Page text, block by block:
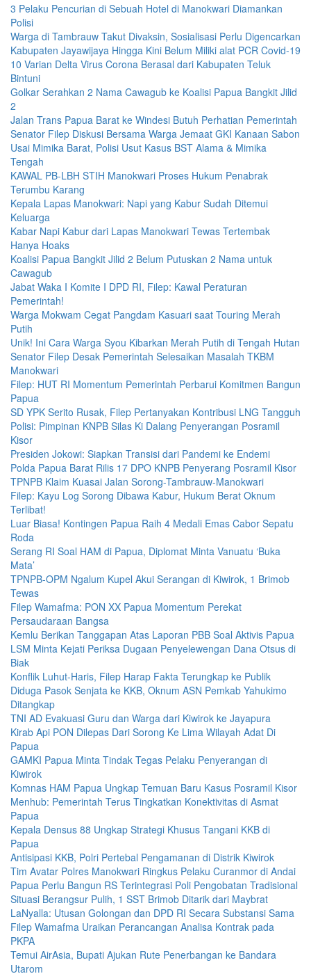
3 Pelaku Pencurian di Sebuah Hotel di Manokwari Diamankan
Polisi
Warga di Tambrauw Takut Divaksin, Sosialisasi Perlu Digencarkan
Kabupaten Jayawijaya Hingga Kini Belum Miliki alat PCR Covid-19
10 Varian Delta Virus Corona Berasal dari Kabupaten Teluk
Bintuni
Golkar Serahkan 2 Nama Cawagub ke Koalisi Papua Bangkit Jilid
2
Jalan Trans Papua Barat ke Windesi Butuh Perhatian Pemerintah
Senator Filep Diskusi Bersama Warga Jemaat GKI Kanaan Sabon
Usai Mimika Barat, Polisi Usut Kasus BST Alama & Mimika
Tengah
KAWAL PB-LBH STIH Manokwari Proses Hukum Penabrak
Terumbu Karang
Kepala Lapas Manokwari: Napi yang Kabur Sudah Ditemui
Keluarga
Kabar Napi Kabur dari Lapas Manokwari Tewas Tertembak
Hanya Hoaks
Koalisi Papua Bangkit Jilid 2 Belum Putuskan 2 Nama untuk
Cawagub
Jabat Waka I Komite I DPD RI, Filep: Kawal Peraturan
Pemerintah!
Warga Mokwam Cegat Pangdam Kasuari saat Touring Merah
Putih
Unik! Ini Cara Warga Syou Kibarkan Merah Putih di Tengah Hutan
Senator Filep Desak Pemerintah Selesaikan Masalah TKBM
Manokwari
Filep: HUT RI Momentum Pemerintah Perbarui Komitmen Bangun
Papua
SD YPK Serito Rusak, Filep Pertanyakan Kontribusi LNG Tangguh
Polisi: Pimpinan KNPB Silas Ki Dalang Penyerangan Posramil
Kisor
Presiden Jokowi: Siapkan Transisi dari Pandemi ke Endemi
Polda Papua Barat Rilis 17 DPO KNPB Penyerang Posramil Kisor
TPNPB Klaim Kuasai Jalan Sorong-Tambrauw-Manokwari
Filep: Kayu Log Sorong Dibawa Kabur, Hukum Berat Oknum
Terlibat!
Luar Biasa! Kontingen Papua Raih 4 Medali Emas Cabor Sepatu
Roda
Serang RI Soal HAM di Papua, Diplomat Minta Vanuatu ‘Buka
Mata’
TPNPB-OPM Ngalum Kupel Akui Serangan di Kiwirok, 1 Brimob
Tewas
Filep Wamafma: PON XX Papua Momentum Perekat
Persaudaraan Bangsa
Kemlu Berikan Tanggapan Atas Laporan PBB Soal Aktivis Papua
LSM Minta Kejati Periksa Dugaan Penyelewengan Dana Otsus di
Biak
Konflik Luhut-Haris, Filep Harap Fakta Terungkap ke Publik
Diduga Pasok Senjata ke KKB, Oknum ASN Pemkab Yahukimo
Ditangkap
TNI AD Evakuasi Guru dan Warga dari Kiwirok ke Jayapura
Kirab Api PON Dilepas Dari Sorong Ke Lima Wilayah Adat Di
Papua
GAMKI Papua Minta Tindak Tegas Pelaku Penyerangan di
Kiwirok
Komnas HAM Papua Ungkap Temuan Baru Kasus Posramil Kisor
Menhub: Pemerintah Terus Tingkatkan Konektivitas di Asmat
Papua
Kepala Densus 88 Ungkap Strategi Khusus Tangani KKB di
Papua
Antisipasi KKB, Polri Pertebal Pengamanan di Distrik Kiwirok
Tim Avatar Polres Manokwari Ringkus Pelaku Curanmor di Andai
Papua Perlu Bangun RS Terintegrasi Poli Pengobatan Tradisional
Situasi Berangsur Pulih, 1 SST Brimob Ditarik dari Maybrat
LaNyalla: Utusan Golongan dan DPD RI Secara Substansi Sama
Filep Wamafma Uraikan Perancangan Analisa Kontrak pada
PKPA
Temui AirAsia, Bupati Ajukan Rute Penerbangan ke Bandara
Utarom